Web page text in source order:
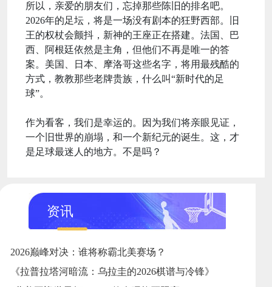
所以，亲爱的朋友们，忘掉那些陈旧的排名吧。
2026年的足坛，将是一场没有剧本的狂野西部。旧
王的权杖会颤抖，新神的王座正在搭建。法国、巴
西、阿根廷依然是主角，但他们不再是唯一的答
案。美国、日本、摩洛哥这些名字，将用最残酷的
方式，教教那些老牌贵族，什么叫“新时代的足
球”。
作为看客，我们是幸运的。因为我们将亲眼见证，
一个旧世界的崩塌，和一个新纪元的诞生。这，才
是足球最迷人的地方。不是吗？
资讯
2026巅峰对决：谁将称霸北美赛场？
《拉普拉塔河暗流：乌拉圭的2026棋谱与冷锋》